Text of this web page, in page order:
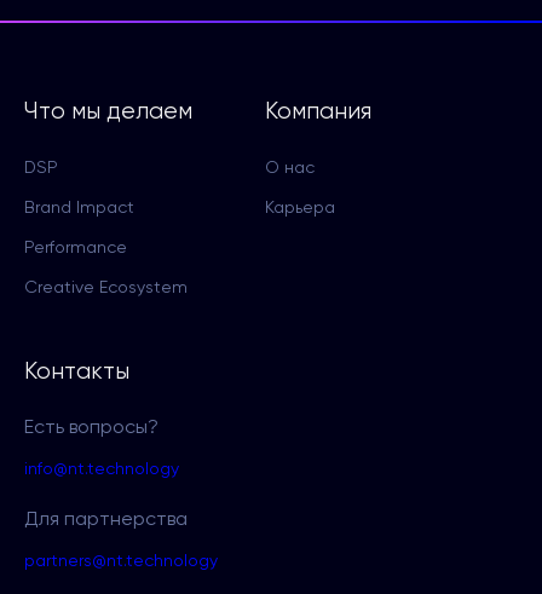
Компания
О нас
Карьера
Что мы делаем
DSP
Brand Impact
Performance
Creative Ecosystem
Контакты
Есть вопросы?
info@nt.technology
Для партнерства
partners@nt.technology